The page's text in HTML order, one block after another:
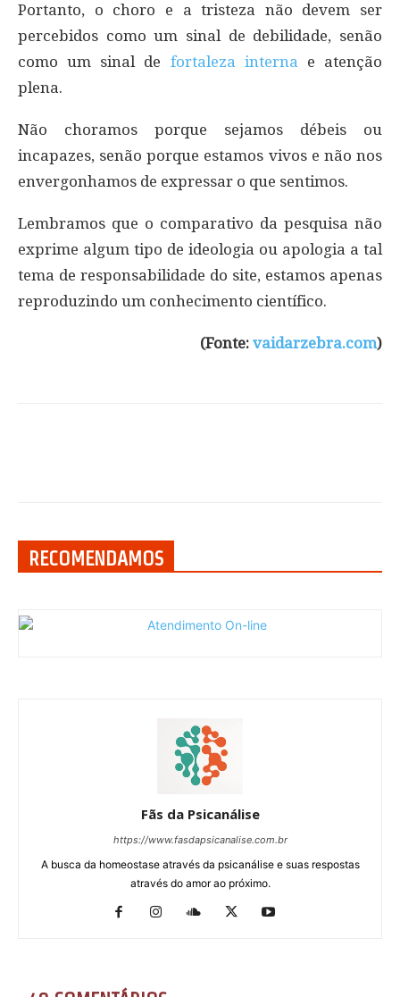
Portanto, o choro e a tristeza não devem ser
percebidos como um sinal de debilidade, senão
como um sinal de fortaleza interna e atenção
plena.
Não choramos porque sejamos débeis ou
incapazes, senão porque estamos vivos e não nos
envergonhamos de expressar o que sentimos.
Lembramos que o comparativo da pesquisa não
exprime algum tipo de ideologia ou apologia a tal
tema de responsabilidade do site, estamos apenas
reproduzindo um conhecimento científico.
(Fonte: vaidarzebra.com)
RECOMENDAMOS
Fãs da Psicanálise
https://www.fasdapsicanalise.com.br
A busca da homeostase através da psicanálise e suas respostas
através do amor ao próximo.